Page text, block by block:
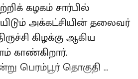
கழகம் சார்பில்
அக்கட்சியின் தலைவர்
கிழக்கு ஆகிய
காண்கிறார்.
பெரம்பூர் தொகுதி ...